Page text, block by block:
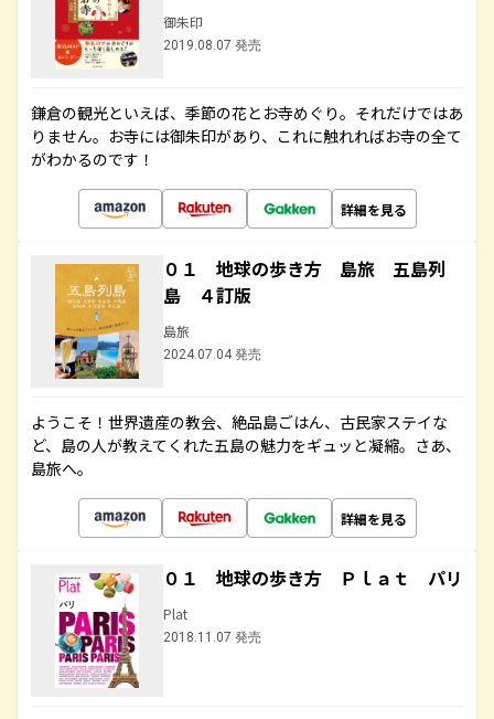
御朱印
2019.08.07 発売
鎌倉の観光といえば、季節の花とお寺めぐり。それだけではあ
りません。お寺には御朱印があり、これに触れればお寺の全て
がわかるのです！
詳細を見る
０１ 地球の歩き方 島旅 五島列
島 ４訂版
島旅
2024.07.04 発売
ようこそ！世界遺産の教会、絶品島ごはん、古民家ステイな
ど、島の人が教えてくれた五島の魅力をギュッと凝縮。さあ、
島旅へ。
詳細を見る
０１ 地球の歩き方 Ｐｌａｔ パリ
Plat
2018.11.07 発売